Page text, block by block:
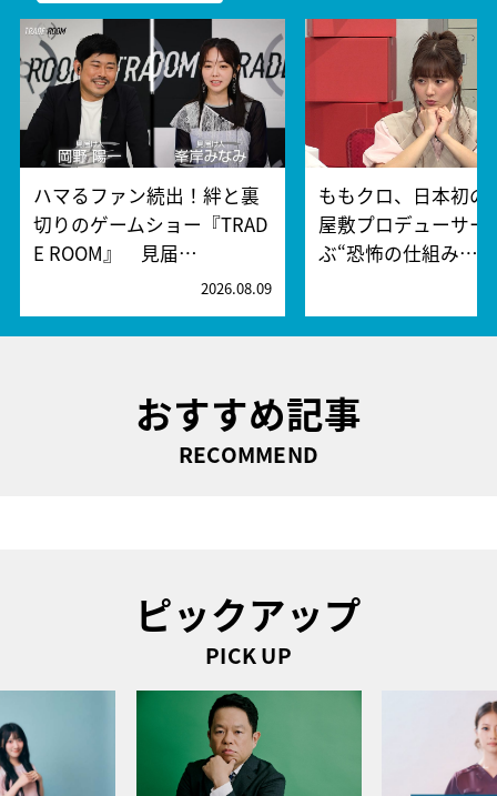
ハマるファン続出！絆と裏
切りのゲームショー『TRAD
E ROOM』 見届…
2026.08.09
ももクロ、日本初の
屋敷プロデューサー
ぶ“恐怖の仕組み…
おすすめ記事
RECOMMEND
ピックアップ
PICK UP